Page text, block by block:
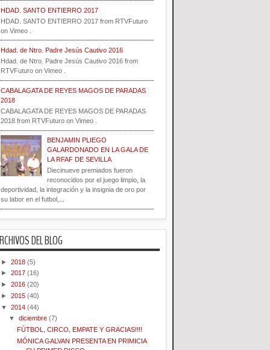
HDAD. SANTO ENTIERRO 2017
HDAD. SANTO ENTIERRO 2017 from RTVFuturo
on Vimeo .
Hdad. de Ntro. Padre Jesús Cautivo 2016
Hdad. de Ntro. Padre Jesús Cautivo 2016 from
RTVFuturo on Vimeo .
CABALAGATA DE REYES MAGOS DE PARADAS
2018
CABALAGATA DE REYES MAGOS DE PARADAS
2018 from RTVFuturo on Vimeo .
BENJAMIN PLIEGO
GALARDONADO EN LA GALA DE
LA RFAF DE SEVILLA
Diecinueve premiados fueron
reconocidos por el juego limpio, la
deportividad, la integración y la insignia de oro por
su labor en el futbol,...
DEL BLOG
► 2018 (5)
► 2017 (16)
► 2016 (20)
► 2015 (40)
▼ 2014 (44)
▼diciembre(7)
FÚTBOL, CIRCO, EMPATE Y GRACIAS!!!!
MÓNICA GALVAN PRESENTA EN PRIMICIA